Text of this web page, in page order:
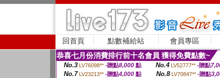
回首頁 點數補給站 會員專區
恭喜七月份消費排行前十名會員 獲得免費點數~
No.3 LV76098** -贈點8,000點 No.4 LV52777** -贈點
No.7 LV23213** -贈點4,000 點 No.8 LV70847** -贈點